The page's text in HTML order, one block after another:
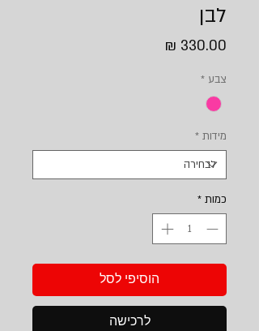
לבן
צבע *
מידות *
כמות *
הוסיפי לסל
לרכישה